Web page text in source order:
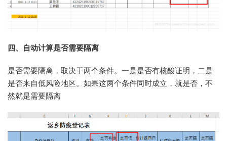
四、自动计算是否需要隔离
是否需要隔离，取决于两个条件。一是是否有核酸证明，二是
是否来自低风险地区。如果这两个条件同时成立，就是否，不
然就是需要隔离